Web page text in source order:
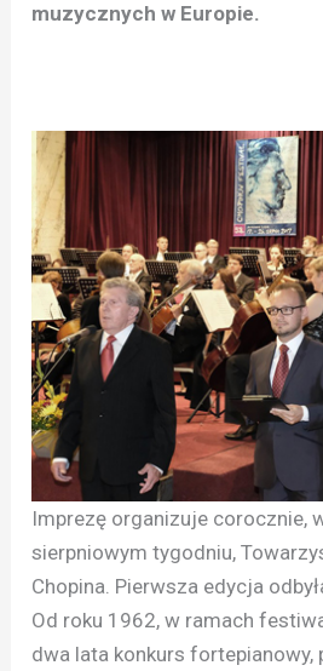
muzycznych w Europie.
Imprezę organizuje corocznie,
sierpniowym tygodniu,
Chopina. Pierwsza edycja
Od roku 1962, w ramach
dwa lata konkurs fortepianowy,